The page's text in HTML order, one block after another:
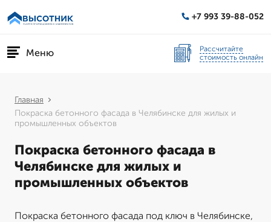
+7 993 39-88-052
Меню
Рассчитайте
стоимость онлайн
Главная
Покраска бетонного фасада в Челябинске для жилых и
промышленных объектов
Покраска бетонного фасада в
Челябинске для жилых и
промышленных объектов
Покраска бетонного фасада под ключ в Челябинске,